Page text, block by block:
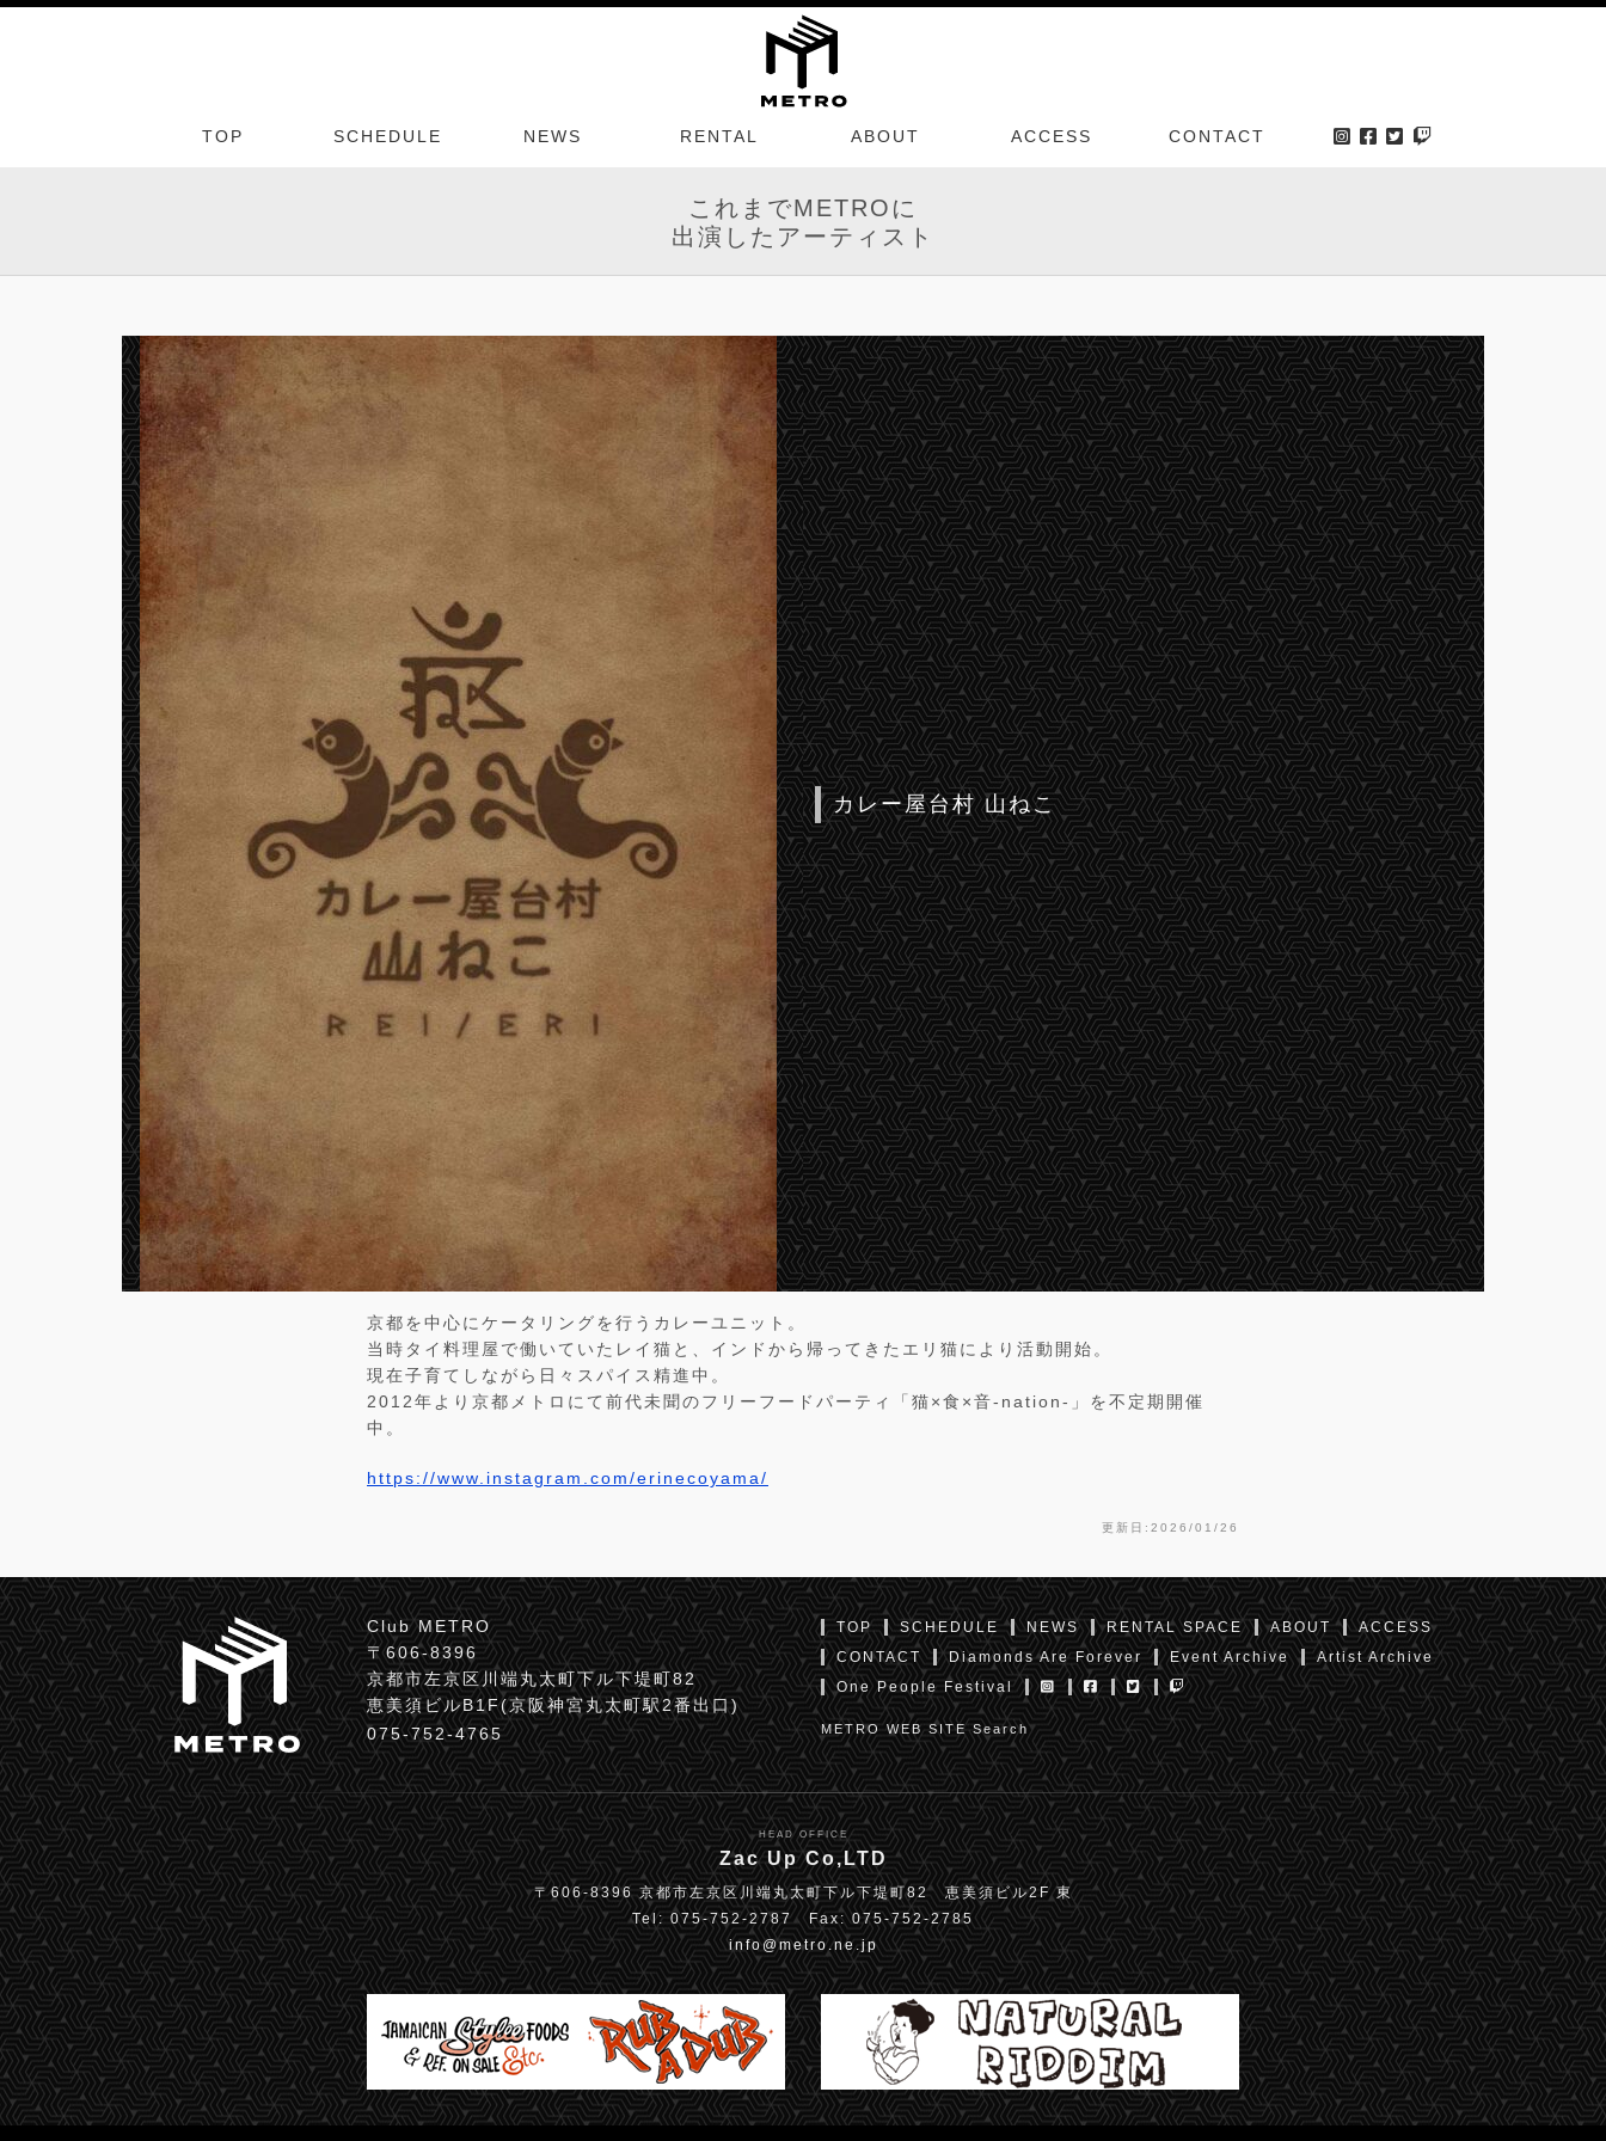
TOP SCHEDULE NEWS RENTAL ABOUT ACCESS CONTACT
これまでMETROに
出演したアーティスト
カレー屋台村 山ねこ
京都を中心にケータリングを行うカレーユニット。
当時タイ料理屋で働いていたレイ猫と、インドから帰ってきたエリ猫により活動開始。
現在子育てしながら日々スパイス精進中。
2012年より京都メトロにて前代未聞のフリーフードパーティ「猫×食×音-nation-」を不定期開催
中。
https://www.instagram.com/erinecoyama/
更新日:2026/01/26
Club METRO
〒606-8396
京都市左京区川端丸太町下ル下堤町82
恵美須ビルB1F(京阪神宮丸太町駅2番出口)
075-752-4765
TOP SCHEDULE NEWS RENTAL SPACE ABOUT
ACCESS
CONTACT
Diamonds Are Forever Event Archive
Artist Archive
One People Festival
METRO WEB SITE Search
HEAD OFFICE
Zac Up Co,LTD
〒606-8396 京都市左京区川端丸太町下ル下堤町82 恵美須ビル2F 東
Tel: 075-752-2787 Fax: 075-752-2785
info@metro.ne.jp